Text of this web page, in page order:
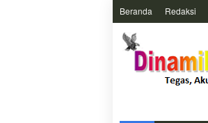
Beranda Redaksi